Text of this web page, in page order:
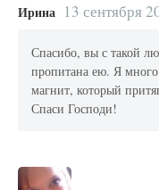
Ирина 13 сентября
Спасибо, вы с такой
пропитана ею. Я
магнит, который
Спаси Господи!